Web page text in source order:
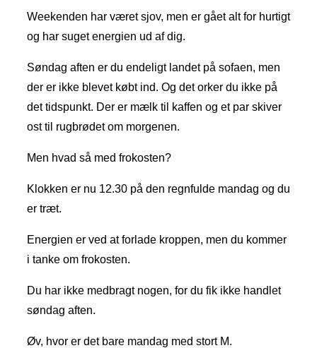
Weekenden har været sjov, men er gået alt for hurtigt
og har suget energien ud af dig.
Søndag aften er du endeligt landet på sofaen, men
der er ikke blevet købt ind. Og det orker du ikke på
det tidspunkt. Der er mælk til kaffen og et par skiver
ost til rugbrødet om morgenen.
Men hvad så med frokosten?
Klokken er nu 12.30 på den regnfulde mandag og du
er træt.
Energien er ved at forlade kroppen, men du kommer
i tanke om frokosten.
Du har ikke medbragt nogen, for du fik ikke handlet
søndag aften.
Øv, hvor er det bare mandag med stort M.